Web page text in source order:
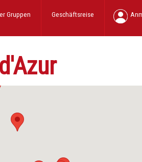
Geschäftsreise
Gruppen